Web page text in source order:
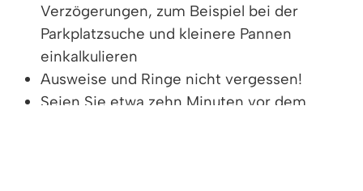
Verzögerungen, zum Beispiel bei der
Parkplatzsuche und kleinere Pannen
einkalkulieren
Ausweise und Ringe nicht vergessen!
Seien Sie etwa zehn Minuten vor dem